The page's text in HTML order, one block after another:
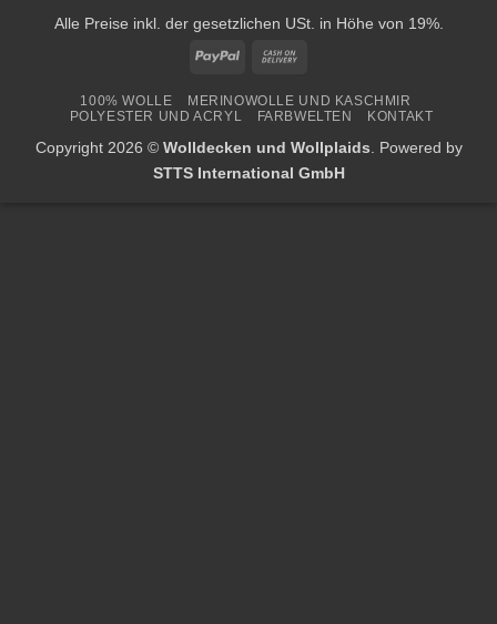
Alle Preise inkl. der gesetzlichen USt. in Höhe von 19%.
PayPal
Delivery
100% WOLLE
MERINOWOLLE UND KASCHMIR
POLYESTER UND ACRYL
FARBWELTEN KONTAKT
Copyright 2026 © Wolldecken und Wollplaids. Powered by
STTS International GmbH